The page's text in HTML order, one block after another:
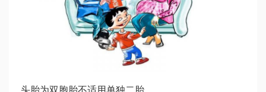
头胎为双胞胎不适用单独二胎